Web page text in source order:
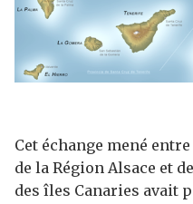
Cet échange mené
de la Région Alsace et
des îles Canaries avait